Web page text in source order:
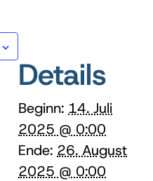
Details
Beginn: 14. Juli
2025 @ 0:00
Ende: 26. August
2025 @ 0:00